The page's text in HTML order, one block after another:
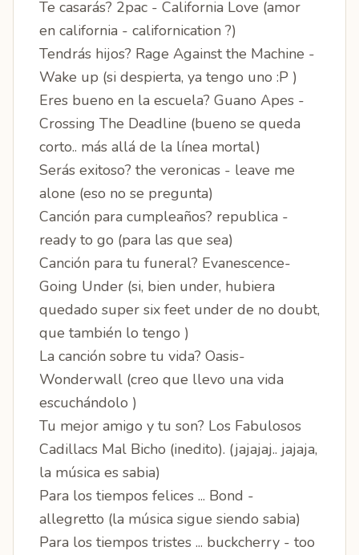
Te casarás? 2pac - California Love (amor
en california - californication ?)
Tendrás hijos? Rage Against the Machine -
Wake up (si despierta, ya tengo uno :P )
Eres bueno en la escuela? Guano Apes -
Crossing The Deadline (bueno se queda
corto.. más allá de la línea mortal)
Serás exitoso? the veronicas - leave me
alone (eso no se pregunta)
Canción para cumpleaños? republica -
ready to go (para las que sea)
Canción para tu funeral? Evanescence-
Going Under (si, bien under, hubiera
quedado super six feet under de no doubt,
que también lo tengo )
La canción sobre tu vida? Oasis-
Wonderwall (creo que llevo una vida
escuchándolo )
Tu mejor amigo y tu son? Los Fabulosos
Cadillacs Mal Bicho (inedito). (jajajaj.. jajaja,
la música es sabia)
Para los tiempos felices ... Bond -
allegretto (la música sigue siendo sabia)
Para los tiempos tristes ... buckcherry - too